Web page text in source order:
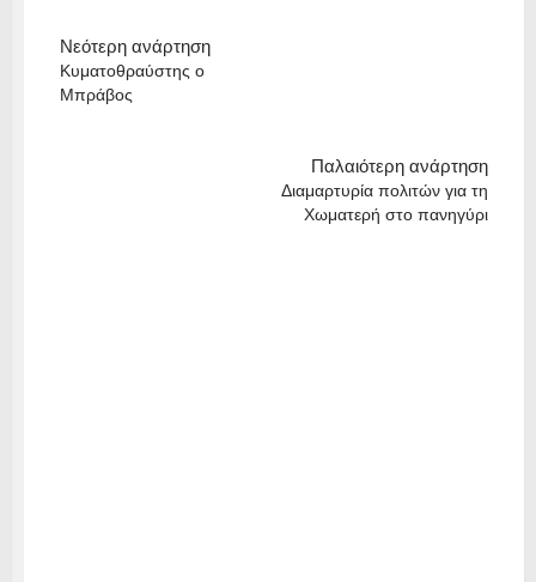
Νεότερη ανάρτηση
Κυματοθραύστης ο
Μπράβος
Παλαιότερη ανάρτηση
Διαμαρτυρία πολιτών για τη
Χωματερή στο πανηγύρι